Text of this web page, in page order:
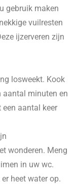
gebruik maken
vuilresten
ijzerveren zijn
losweekt. Kook
aantal minuten en
aantal keer
wonderen. Meng
in uw wc.
heet water op.